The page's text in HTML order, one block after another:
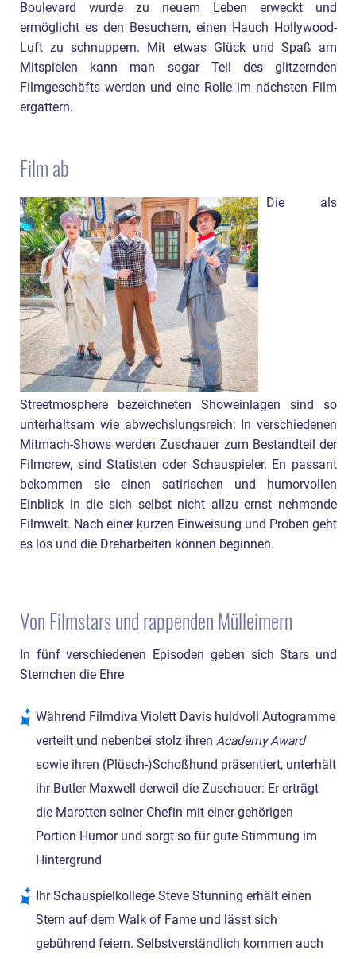
Boulevard wurde zu neuem Leben erweckt und
ermöglicht es den Besuchern, einen Hauch Hollywood-
Luft zu schnuppern. Mit etwas Glück und Spaß am
Mitspielen kann man sogar Teil des glitzernden
Filmgeschäfts werden und eine Rolle im nächsten Film
ergattern.
Film ab
Die als
Streetmosphere bezeichneten Showeinlagen sind so
unterhaltsam wie abwechslungsreich: In verschiedenen
Mitmach-Shows werden Zuschauer zum Bestandteil der
Filmcrew, sind Statisten oder Schauspieler. En passant
bekommen sie einen satirischen und humorvollen
Einblick in die sich selbst nicht allzu ernst nehmende
Filmwelt. Nach einer kurzen Einweisung und Proben geht
es los und die Dreharbeiten können beginnen.
Von Filmstars und rappenden Mülleimern
In fünf verschiedenen Episoden geben sich Stars und
Sternchen die Ehre
Während Filmdiva Violett Davis huldvoll Autogramme
verteilt und nebenbei stolz ihrenAcademy Award
sowie ihren (Plüsch-)Schoßhund präsentiert, unterhält
ihr Butler Maxwell derweil die Zuschauer: Er erträgt
die Marotten seiner Chefin mit einer gehörigen
Portion Humor und sorgt so für gute Stimmung im
Hintergrund
Ihr Schauspielkollege Steve Stunning erhält einen
Stern auf dem Walk of Fame und lässt sich
gebührend feiern. Selbstverständlich kommen auch